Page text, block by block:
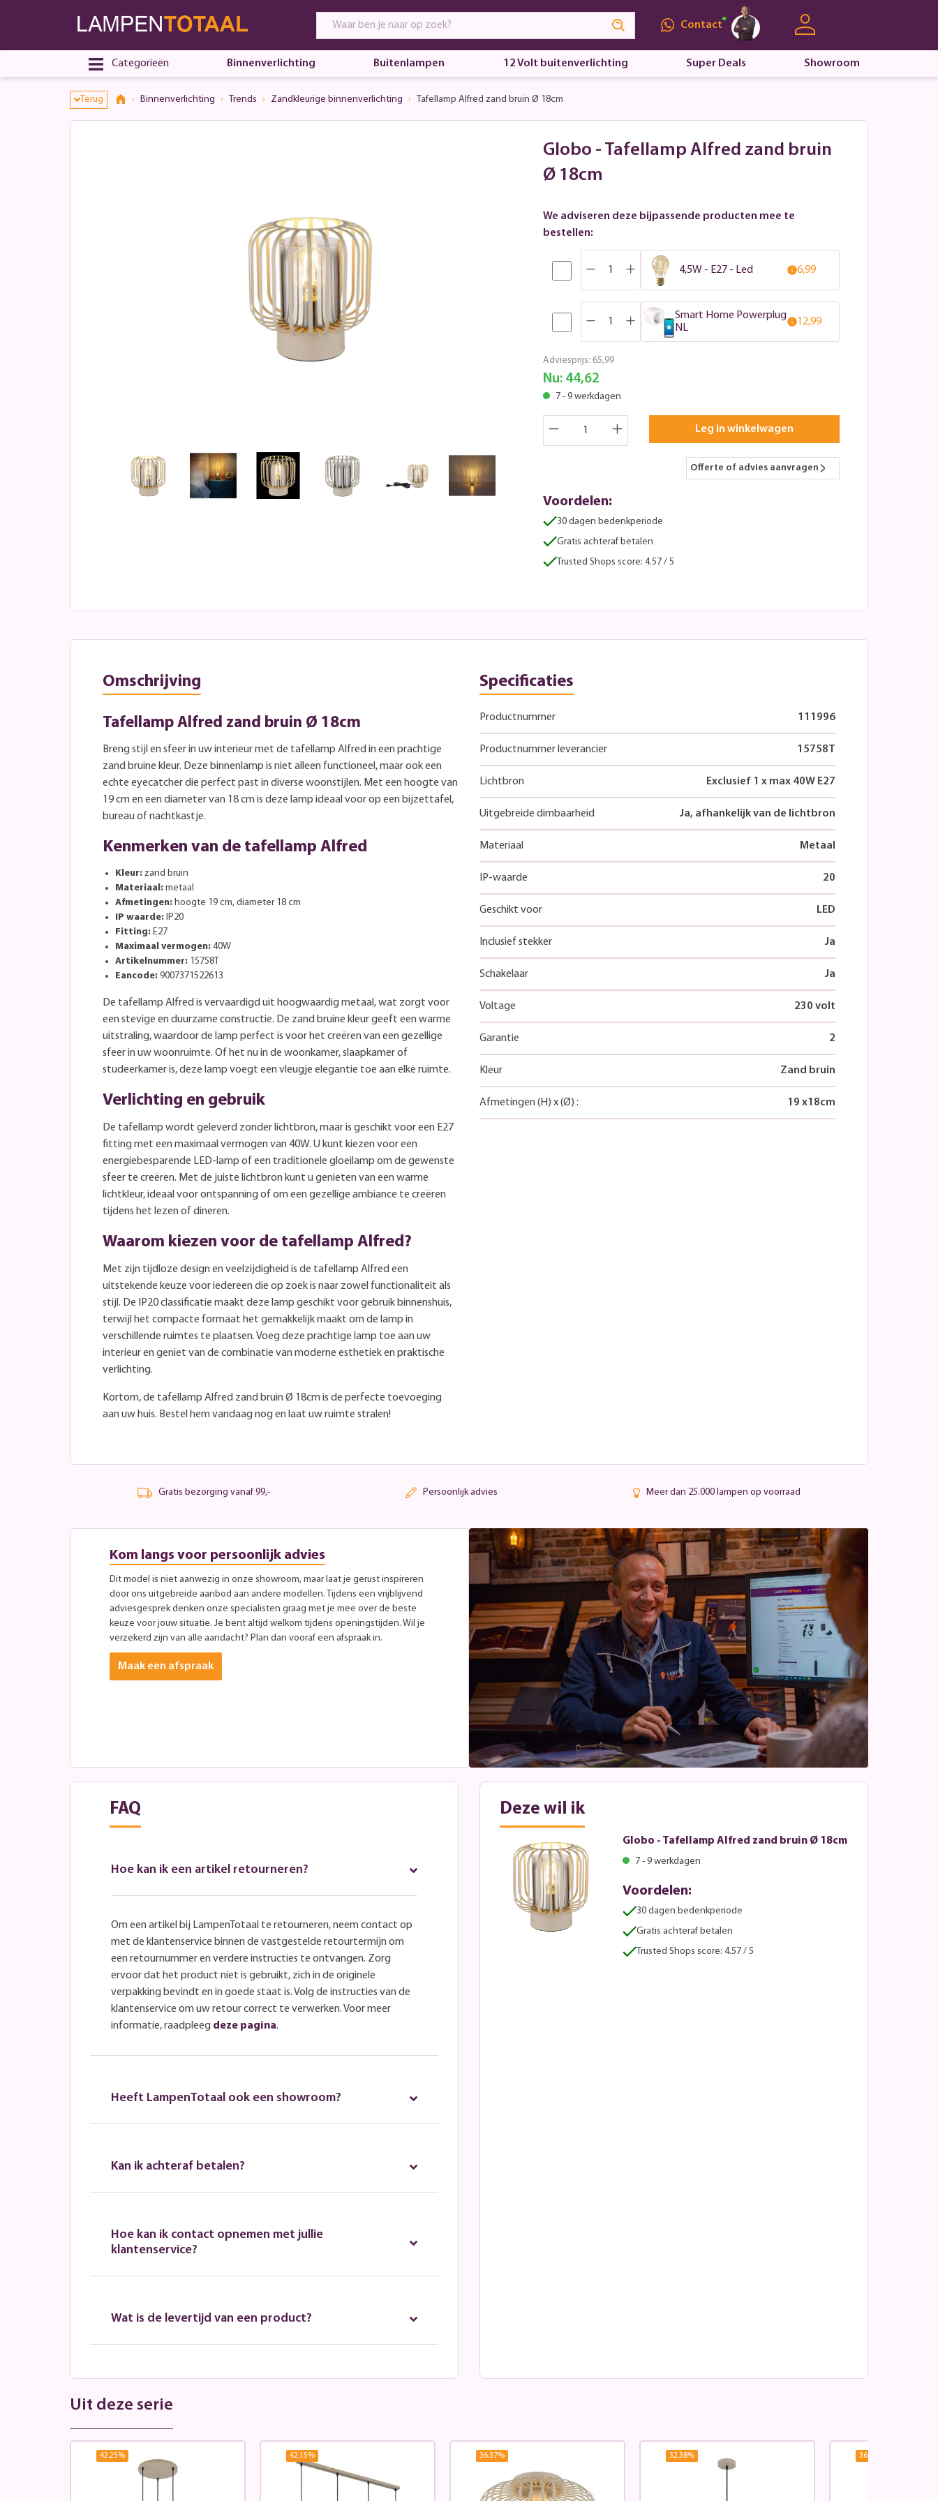
Contact
Categorieën Binnenverlichting Buitenlampen 12 Volt buitenverlichting Super Deals Showroom
Terug Binnenverlichting Trends Zandkleurige binnenverlichting Tafellamp Alfred zand bruin Ø 18cm
Globo - Tafellamp Alfred zand bruin
Ø 18cm
We adviseren deze bijpassende producten mee te
bestellen:
4,5W - E27 - Led 6,99
Smart Home Powerplug
NL
12,99
Adviesprijs: 65,99
Nu: 44,62
7 - 9 werkdagen
Leg in winkelwagen
Offerte of advies aanvragen
Voordelen:
30 dagen bedenkperiode
Gratis achteraf betalen
Trusted Shops score: 4.57 / 5
Omschrijving
Tafellamp Alfred zand bruin Ø 18cm
Breng stijl en sfeer in uw interieur met de tafellamp Alfred in een prachtige
zand bruine kleur. Deze binnenlamp is niet alleen functioneel, maar ook een
echte eyecatcher die perfect past in diverse woonstijlen. Met een hoogte van
19 cm en een diameter van 18 cm is deze lamp ideaal voor op een bijzettafel,
bureau of nachtkastje.
Kenmerken van de tafellamp Alfred
Kleur: zand bruin
Materiaal: metaal
Afmetingen: hoogte 19 cm, diameter 18 cm
IP waarde: IP20
Fitting: E27
Maximaal vermogen: 40W
Artikelnummer: 15758T
Eancode: 9007371522613
De tafellamp Alfred is vervaardigd uit hoogwaardig metaal, wat zorgt voor
een stevige en duurzame constructie. De zand bruine kleur geeft een warme
uitstraling, waardoor de lamp perfect is voor het creëren van een gezellige
sfeer in uw woonruimte. Of het nu in de woonkamer, slaapkamer of
studeerkamer is, deze lamp voegt een vleugje elegantie toe aan elke ruimte.
Verlichting en gebruik
De tafellamp wordt geleverd zonder lichtbron, maar is geschikt voor een E27
fitting met een maximaal vermogen van 40W. U kunt kiezen voor een
energiebesparende LED-lamp of een traditionele gloeilamp om de gewenste
sfeer te creëren. Met de juiste lichtbron kunt u genieten van een warme
lichtkleur, ideaal voor ontspanning of om een gezellige ambiance te creëren
tijdens het lezen of dineren.
Waarom kiezen voor de tafellamp Alfred?
Met zijn tijdloze design en veelzijdigheid is de tafellamp Alfred een
uitstekende keuze voor iedereen die op zoek is naar zowel functionaliteit als
stijl. De IP20 classificatie maakt deze lamp geschikt voor gebruik binnenshuis,
terwijl het compacte formaat het gemakkelijk maakt om de lamp in
verschillende ruimtes te plaatsen. Voeg deze prachtige lamp toe aan uw
interieur en geniet van de combinatie van moderne esthetiek en praktische
verlichting.
Kortom, de tafellamp Alfred zand bruin Ø 18cm is de perfecte toevoeging
aan uw huis. Bestel hem vandaag nog en laat uw ruimte stralen!
Specificaties
Productnummer 111996
Productnummer leverancier 15758T
Lichtbron Exclusief 1 x max 40W E27
Uitgebreide dimbaarheid Ja, afhankelijk van de lichtbron
Materiaal Metaal
IP-waarde 20
Geschikt voor LED
Inclusief stekker Ja
Schakelaar Ja
Voltage 230 volt
Garantie 2
Kleur Zand bruin
Afmetingen (H) x(Ø) : 19 x18cm
Gratis bezorging vanaf 99,- Persoonlijk advies Meer dan 25.000 lampen op voorraad
Kom langs voor persoonlijk advies
Dit model is niet aanwezig in onze showroom, maar laat je gerust inspireren
door ons uitgebreide aanbod aan andere modellen. Tijdens een vrijblijvend
adviesgesprek denken onze specialisten graag met je mee over de beste
keuze voor jouw situatie. Je bent altijd welkom tijdens openingstijden. Wil je
verzekerd zijn van alle aandacht? Plan dan vooraf een afspraak in.
Maak een afspraak
FAQ
Hoe kan ik een artikel retourneren?
Om een artikel bij LampenTotaal te retourneren, neem contact op
met de klantenservice binnen de vastgestelde retourtermijn om
een retournummer en verdere instructies te ontvangen. Zorg
ervoor dat het product niet is gebruikt, zich in de originele
verpakking bevindt en in goede staat is. Volg de instructies van de
klantenservice om uw retour correct te verwerken. Voor meer
informatie, raadpleeg deze pagina.
Heeft LampenTotaal ook een showroom?
Kan ik achteraf betalen?
Hoe kan ik contact opnemen met jullie
klantenservice?
Wat is de levertijd van een product?
Deze wil ik
Globo - Tafellamp Alfred zand bruin Ø 18cm
7 - 9 werkdagen
Voordelen:
30 dagen bedenkperiode
Gratis achteraf betalen
Trusted Shops score: 4.57 / 5
Uit deze serie
42.25% 42.15% 36.37% 32.38% 36.37